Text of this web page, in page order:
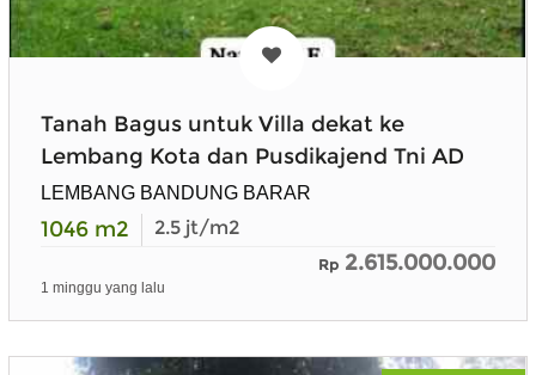
Tanah Bagus untuk Villa dekat ke
Lembang Kota dan Pusdikajend Tni AD
LEMBANG BANDUNG BARAR
1046 m2 2.5 jt/m2
Rp 2.615.000.000
1 minggu yang lalu